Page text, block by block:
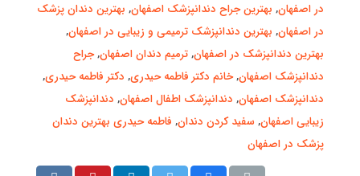
در اصفهان, بهترین جراح دندانپزشک اصفهان, بهترین دندان پزشک
در اصفهان, بهترین دندانپزشک ترمیمی و زیبایی در اصفهان,
بهترین دندانپزشک در اصفهان,ترمیم دندان اصفهان,جراح
دندانپزشک اصفهان,خانم دکتر فاطمه حیدری, دکتر فاطمه حیدری,
دندانپزشک اصفهان, دندانپزشک اطفال اصفهان, دندانپزشک
زیبایی اصفهان, سفید کردن دندان, فاطمه حیدری بهترین دندان
پزشک در اصفهان